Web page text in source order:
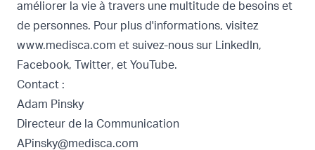
améliorer la vie à travers une multitude de besoins et
de personnes. Pour plus d'informations, visitez
www.medisca.com et suivez-nous sur LinkedIn,
Facebook, Twitter, et YouTube.
Contact :
Adam Pinsky
Directeur de la Communication
APinsky@medisca.com